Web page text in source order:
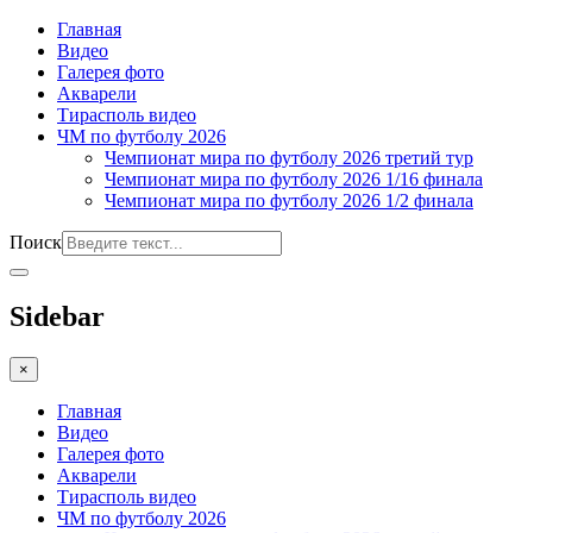
Главная
Видео
Галерея фото
Акварели
Тирасполь видео
ЧМ по футболу 2026
Чемпионат мира по футболу 2026 третий тур
Чемпионат мира по футболу 2026 1/16 финала
Чемпионат мира по футболу 2026 1/2 финала
Поиск
Sidebar
×
Главная
Видео
Галерея фото
Акварели
Тирасполь видео
ЧМ по футболу 2026